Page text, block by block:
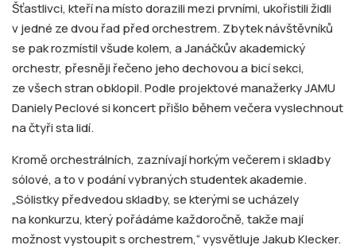
Šťastlivci, kteří na místo dorazili mezi prvními, ukořistili židli
v jedné ze dvou řad před orchestrem. Zbytek návštěvníků
se pak rozmístil všude kolem, a Janáčkův akademický
orchestr, přesněji řečeno jeho dechovou a bicí sekci,
ze všech stran obklopil. Podle projektové manažerky JAMU
Daniely Peclové si koncert přišlo během večera vyslechnout
na čtyři sta lidí.
Kromě orchestrálních, zaznívají horkým večerem i skladby
sólové, a to v podání vybraných studentek akademie.
„Sólistky předvedou skladby, se kterými se ucházely
na konkurzu, který pořádáme každoročně, takže mají
možnost vystoupit s orchestrem,“ vysvětluje Jakub Klecker.